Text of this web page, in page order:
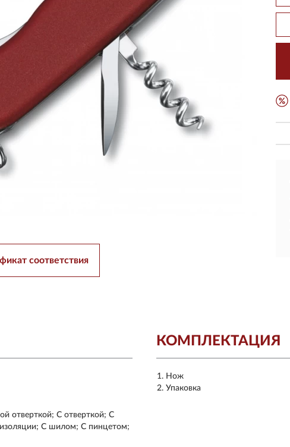
соответствия
отверткой; С отверткой; С
С шилом; С пинцетом;
КОМПЛЕКТАЦИЯ
Нож
Упаковка